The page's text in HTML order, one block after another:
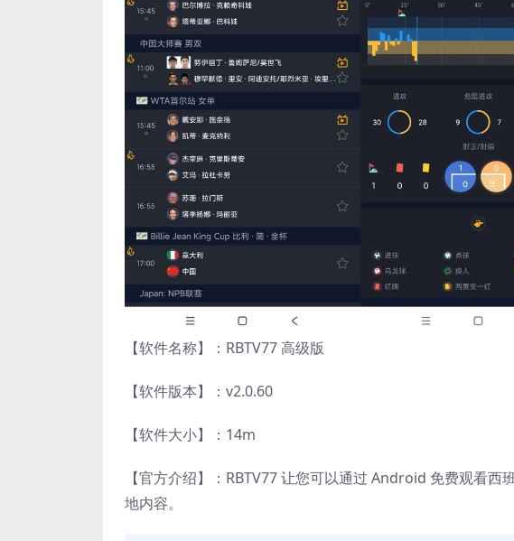
【软件名称】：RBTV77 高级版
【软件版本】：v2.0.60
【软件大小】：14m
【官方介绍】：RBTV77 让您可以通过 Android 免费观看
地内容。